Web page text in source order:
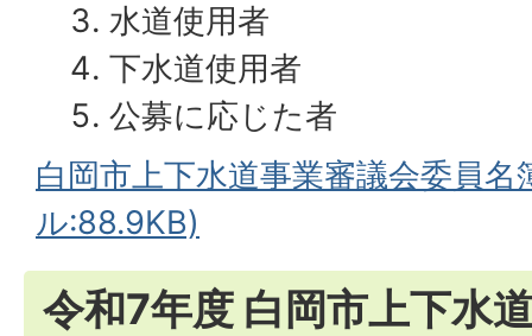
水道使用者
下水道使用者
公募に応じた者
白岡市上下水道事業審議会委員名
ル:88.9KB)
令和7年度 白岡市上下水